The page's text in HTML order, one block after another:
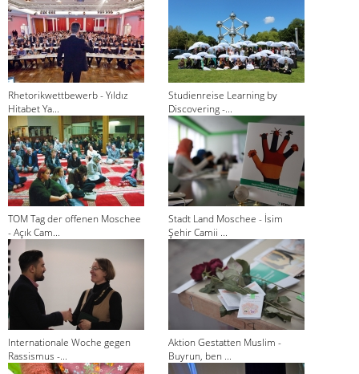
Rhetorikwettbewerb - Yıldız
Hitabet Ya...
Studienreise Learning by
Discovering -...
TOM Tag der offenen Moschee
- Açık Cam...
Stadt Land Moschee - İsim
Şehir Camii ...
Internationale Woche gegen
Rassismus -...
Aktion Gestatten Muslim -
Buyrun, ben ...